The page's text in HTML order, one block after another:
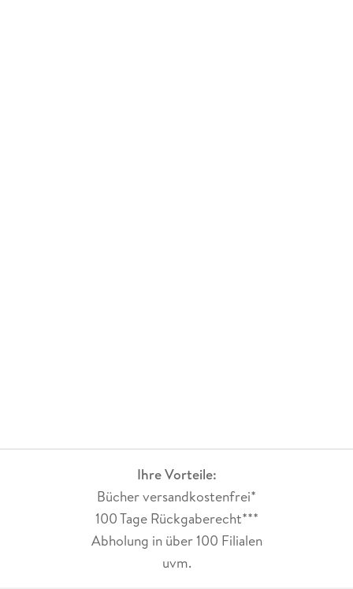
Ihre Vorteile:
Bücher versandkostenfrei*
100 Tage Rückgaberecht***
Abholung in über 100 Filialen
uvm.